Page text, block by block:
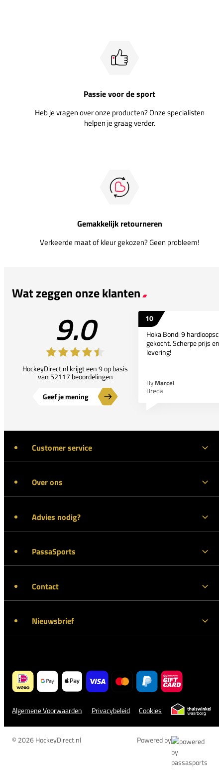
Passie voor de sport
Heb je vragen over onze producten? Onze specialisten
helpen je graag verder.
Gemakkelijk retourneren
Verkeerde maat of kleur gekozen? Geen probleem!
Wat zeggen onze klanten
9.0
HockeyDirect.nl krijgt een 9 op basis
van 52117 beoordelingen
Geef je mening
10
Hoka Bondi 9
gekocht. Scherpe prijs en
levering!
By Marcel
Breda
Customer service
Over ons
Advies nodig?
PassaSports
Contact
Nieuwsbrief
Algemene Voorwaarden Privacybeleid Cookies
© 2026 HockeyDirect.nl Powered by